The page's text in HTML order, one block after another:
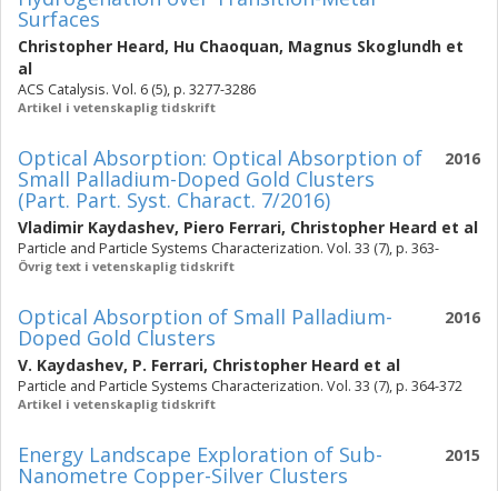
Surfaces
Christopher Heard, Hu Chaoquan, Magnus Skoglundh et
al
ACS Catalysis. Vol. 6 (5), p. 3277-3286
Artikel i vetenskaplig tidskrift
2016
Optical Absorption: Optical Absorption of
Small Palladium-Doped Gold Clusters
(Part. Part. Syst. Charact. 7/2016)
Vladimir Kaydashev, Piero Ferrari, Christopher Heard et al
Particle and Particle Systems Characterization. Vol. 33 (7), p. 363-
Övrig text i vetenskaplig tidskrift
2016
Optical Absorption of Small Palladium-
Doped Gold Clusters
V. Kaydashev, P. Ferrari, Christopher Heard et al
Particle and Particle Systems Characterization. Vol. 33 (7), p. 364-372
Artikel i vetenskaplig tidskrift
2015
Energy Landscape Exploration of Sub-
Nanometre Copper-Silver Clusters